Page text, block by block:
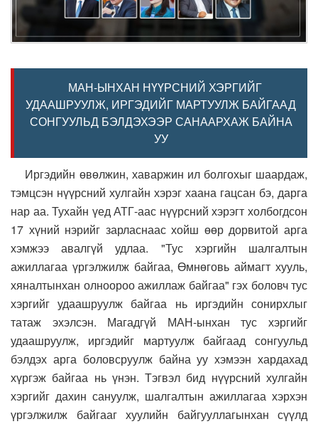
МАН-ЫНХАН НҮҮРСНИЙ ХЭРГИЙГ
УДААШРУУЛЖ, ИРГЭДИЙГ МАРТУУЛЖ БАЙГААД
СОНГУУЛЬД БЭЛДЭХЭЭР САНААРХАЖ БАЙНА
УУ
Иргэдийн өвөлжин, хаваржин ил болгохыг шаардаж,
тэмцсэн нүүрсний хулгайн хэрэг хаана гацсан бэ, дарга
нар аа. Тухайн үед АТГ-аас нүүрсний хэрэгт холбогдсон
17 хүний нэрийг зарласнаас хойш өөр дорвитой арга
хэмжээ авалгүй удлаа. "Тус хэргийн шалгалтын
ажиллагаа үргэлжилж байгаа, Өмнөговь аймагт хууль,
хяналтынхан олноороо ажиллаж байгаа" гэх боловч тус
хэргийг удаашруулж байгаа нь иргэдийн сонирхлыг
татаж эхэлсэн. Магадгүй МАН-ынхан тус хэргийг
удаашруулж, иргэдийг мартуулж байгаад сонгуульд
бэлдэх арга боловсруулж байна уу хэмээн хардахад
хүргэж байгаа нь үнэн. Тэгвэл бид нүүрсний хулгайн
хэргийг дахин сануулж, шалгалтын ажиллагаа хэрхэн
үргэлжилж байгааг хуулийн байгууллагынхан сүүлд